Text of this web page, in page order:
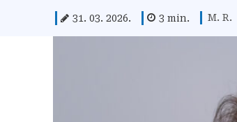
31. 03. 2026. 3 min. M. R.